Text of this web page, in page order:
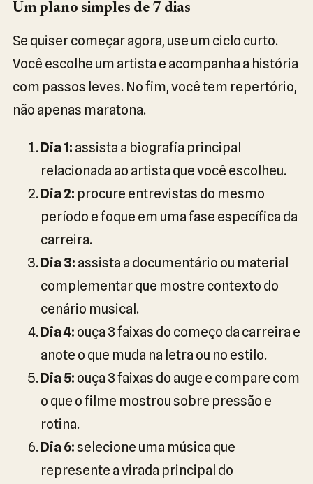
Um plano simples de 7 dias
Se quiser começar agora, use um ciclo curto.
Você escolhe um artista e acompanha a história
com passos leves. No fim, você tem repertório,
não apenas maratona.
Dia 1: assista a biografia principal
relacionada ao artista que você escolheu.
Dia 2: procure entrevistas do mesmo
período e foque em uma fase específica da
carreira.
Dia 3: assista a documentário ou material
complementar que mostre contexto do
cenário musical.
Dia 4: ouça 3 faixas do começo da carreira e
anote o que muda na letra ou no estilo.
Dia 5: ouça 3 faixas do auge e compare com
o que o filme mostrou sobre pressão e
rotina.
Dia 6:selecione uma música que
represente a virada principal do